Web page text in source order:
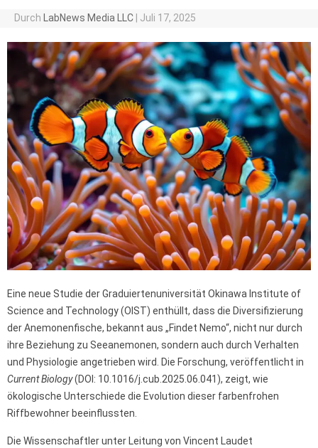
Durch LabNews Media LLC Juli 17, 2025
Eine neue Studie der Graduiertenuniversität Okinawa Institute of
Science and Technology (OIST) enthüllt, dass die Diversifizierung
der Anemonenfische, bekannt aus „Findet Nemo“, nicht nur durch
ihre Beziehung zu Seeanemonen, sondern auch durch Verhalten
und Physiologie angetrieben wird. Die Forschung, veröffentlicht in
Current Biology(DOI: 10.1016/j.cub.2025.06.041), zeigt, wie
ökologische Unterschiede die Evolution dieser farbenfrohen
Riffbewohner beeinflussten.
Die Wissenschaftler unter Leitung von Vincent Laudet